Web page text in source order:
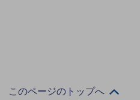
モバイル・ICTサービスをオンラインで
このページのトップへ